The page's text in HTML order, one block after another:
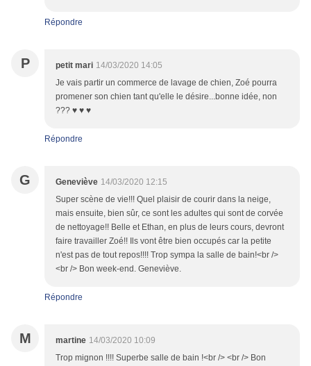
Répondre
P petit mari 14/03/2020 14:05
Je vais partir un commerce de lavage de chien, Zoé pourra
promener son chien tant qu'elle le désire...bonne idée, non
??? ♥ ♥ ♥
Répondre
G Geneviève 14/03/2020 12:15
Super scène de vie!!! Quel plaisir de courir dans la neige,
mais ensuite, bien sûr, ce sont les adultes qui sont de corvée
de nettoyage!! Belle et Ethan, en plus de leurs cours, devront
faire travailler Zoé!! Ils vont être bien occupés car la petite
n'est pas de tout repos!!!! Trop sympa la salle de bain!<br />
<br /> Bon week-end. Geneviève.
Répondre
M martine 14/03/2020 10:09
Trop mignon !!!! Superbe salle de bain !<br /> <br /> Bon